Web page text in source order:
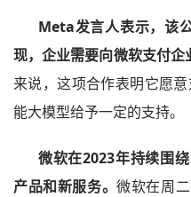
Meta发言人表示，该
现，企业需要向微软支付企
来说，这项合作表明它愿
能大模型给予一定的支持。
微软在2023年持续围
产品和新服务。微软在周